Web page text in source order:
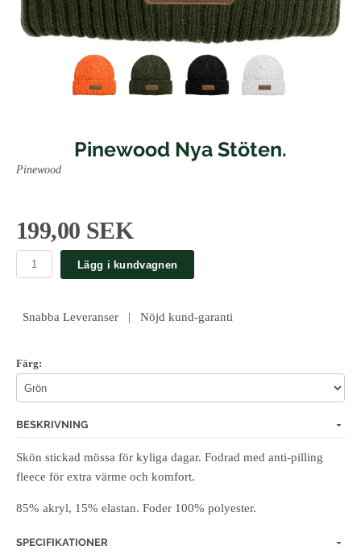
Pinewood Nya Stöten.
Pinewood
199,00 SEK
Lägg i kundvagnen
Snabba Leveranser | Nöjd kund-garanti
Färg:
BESKRIVNING
Skön stickad mössa för kyliga dagar. Fodrad med anti-pilling
fleece för extra värme och komfort.
85% akryl, 15% elastan. Foder 100% polyester.
SPECIFIKATIONER